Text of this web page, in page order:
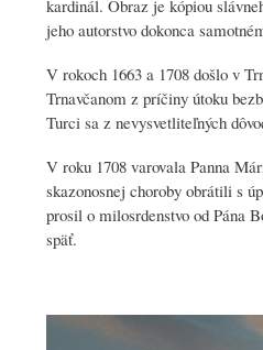
kardinál. Obraz je kópiou
jeho autorstvo dokonca
V rokoch 1663 a 1708 došlo v
Trnavčanom z príčiny útoku
Turci sa z nevysvetliteľných
V roku 1708 varovala Panna
skazonosnej choroby obrátili s
prosil o milosrdenstvo od Pána
späť.